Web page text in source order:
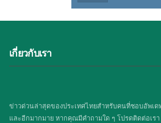
เกี่ยวกับเรา
ข่าวด่วนล่าสุดของประเทศไทยสำหรับคนที่ชอบอัพเด
และอีกมากมาย หากคุณมีคำถามใด ๆ โปรดติดต่อเรา